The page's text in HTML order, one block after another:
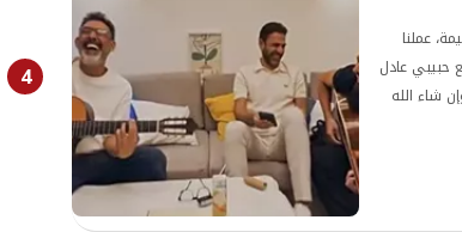
عملنا
حبيبي عادل
شاء الله
4